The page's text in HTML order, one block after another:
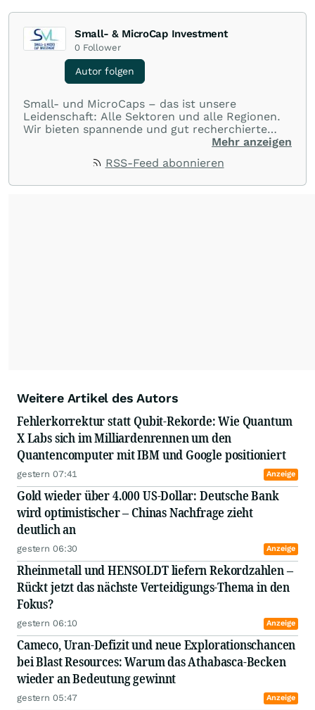
Small- & MicroCap Investment
0 Follower
Autor folgen
Small- und MicroCaps – das ist unsere
Leidenschaft: Alle Sektoren und alle Regionen.
Wir bieten spannende und gut recherchierte
Einblicke in branchen- und marktbezogene
umfangreiche Erfahrungen in der Branche und
Mehr anzeigen
RSS-Feed abonnieren
Weitere Artikel des Autors
Fehlerkorrektur statt Qubit-Rekorde: Wie Quantum
X Labs sich im Milliardenrennen um den
Quantencomputer mit IBM und Google positioniert
gestern 07:41 Anzeige
Gold wieder über 4.000 US-Dollar: Deutsche Bank
wird optimistischer – Chinas Nachfrage zieht
deutlich an
gestern 06:30 Anzeige
Rheinmetall und HENSOLDT liefern Rekordzahlen –
Rückt jetzt das nächste Verteidigungs-Thema in den
Fokus?
gestern 06:10 Anzeige
Cameco, Uran-Defizit und neue Explorationschancen
bei Blast Resources: Warum das Athabasca-Becken
wieder an Bedeutung gewinnt
gestern 05:47 Anzeige